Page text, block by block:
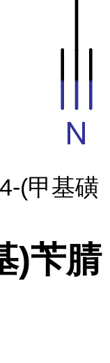
(甲基磺
)苄腈